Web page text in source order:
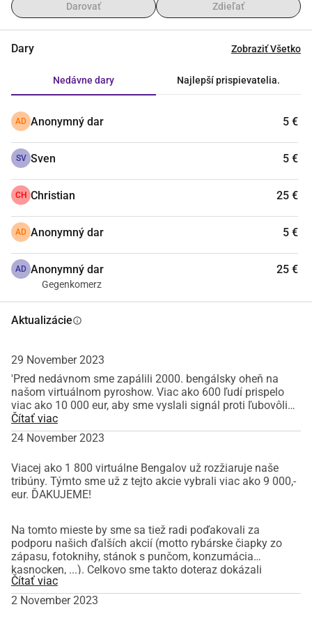
Darovať Zdieľať
Dary Zobraziť Všetko
Nedávne dary Najlepší prispievatelia.
AD Anonymný dar 5 €
SV Sven 5 €
CH Christian 25 €
AD Anonymný dar 5 €
AD Anonymný dar 25 €
Gegenkomerz
Aktualizácieinfo
29 November 2023
'Pred nedávnom sme zapálili 2000. bengálsky oheň na
našom virtuálnom pyroshow. Viac ako 600 ľudí prispelo
viac ako 10 000 eur, aby sme vyslali signál proti ľubovôli
ÖFB a podporili Austria Salzburg. Ďakujeme!'
Čítať viac
24 November 2023
Viacej ako 1 800 virtuálne Bengalov už rozžiaruje naše
tribúny. Týmto sme už z tejto akcie vybrali viac ako 9 000,-
eur. ĎAKUJEME!
Na tomto mieste by sme sa tiež radi poďakovali za
podporu našich ďalších akcií (motto rybárske čiapky zo
zápasu, fotoknihy, stánok s punčom, konzumácia
kasnocken, ...). Celkovo sme takto doteraz dokázali
zhromaždiť približne 24 000,- eur na absurdne vysokú pyro
pokutu. To je viac ako dve tretiny a skvelý medzivýsledok.
Čítať viac
2 November 2023